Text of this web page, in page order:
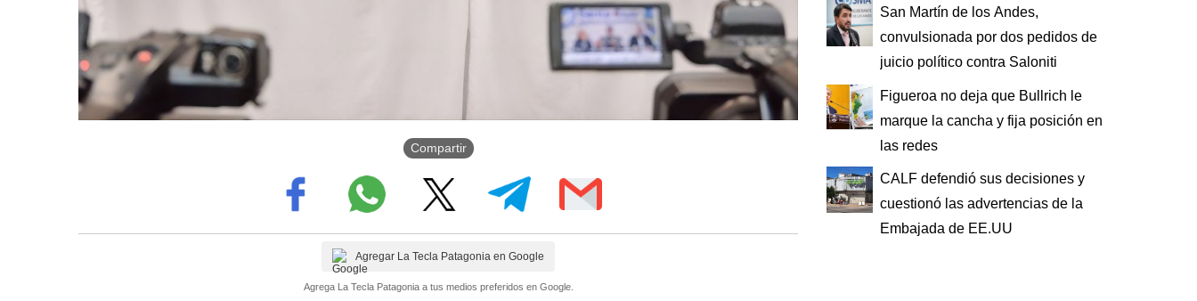
Compartir
Agregar La Tecla Patagonia en Google
Agrega La Tecla Patagonia a tus medios preferidos en Google.
San Martín de los Andes,
convulsionada por dos pedidos de
juicio político contra Saloniti
Figueroa no deja que Bullrich le
marque la cancha y fija posición en
las redes
CALF defendió sus decisiones y
cuestionó las advertencias de la
Embajada de EE.UU